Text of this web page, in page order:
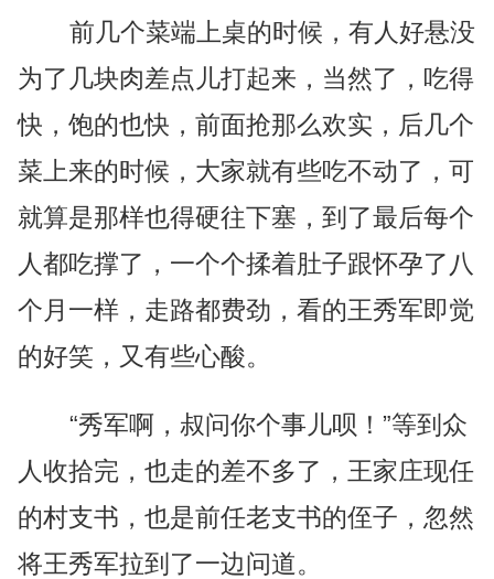
前几个菜端上桌的时候，有人好悬没
为了几块肉差点儿打起来，当然了，吃得
快，饱的也快，前面抢那么欢实，后几个
菜上来的时候，大家就有些吃不动了，可
就算是那样也得硬往下塞，到了最后每个
人都吃撑了，一个个揉着肚子跟怀孕了八
个月一样，走路都费劲，看的王秀军即觉
的好笑，又有些心酸。
“秀军啊，叔问你个事儿呗！”等到众
人收拾完，也走的差不多了，王家庄现任
的村支书，也是前任老支书的侄子，忽然
将王秀军拉到了一边问道。